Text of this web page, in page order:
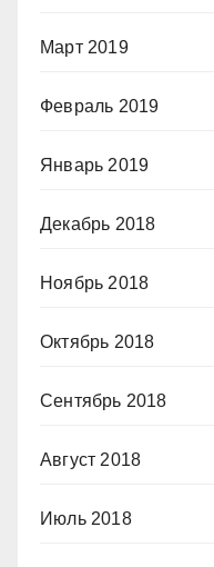
Март 2019
Февраль 2019
Январь 2019
Декабрь 2018
Ноябрь 2018
Октябрь 2018
Сентябрь 2018
Август 2018
Июль 2018